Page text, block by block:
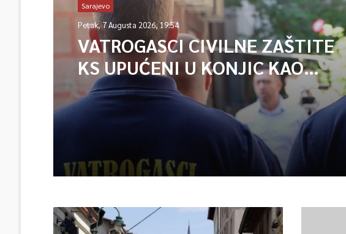
Sarajevo
Petak, 7 Augusta 2026, 19:54
VATROGASCI CIVILNE ZAŠTITE
KS UPUĆENI U KONJIC KAO
ISPOMOĆ U GAŠENJU POŽARA